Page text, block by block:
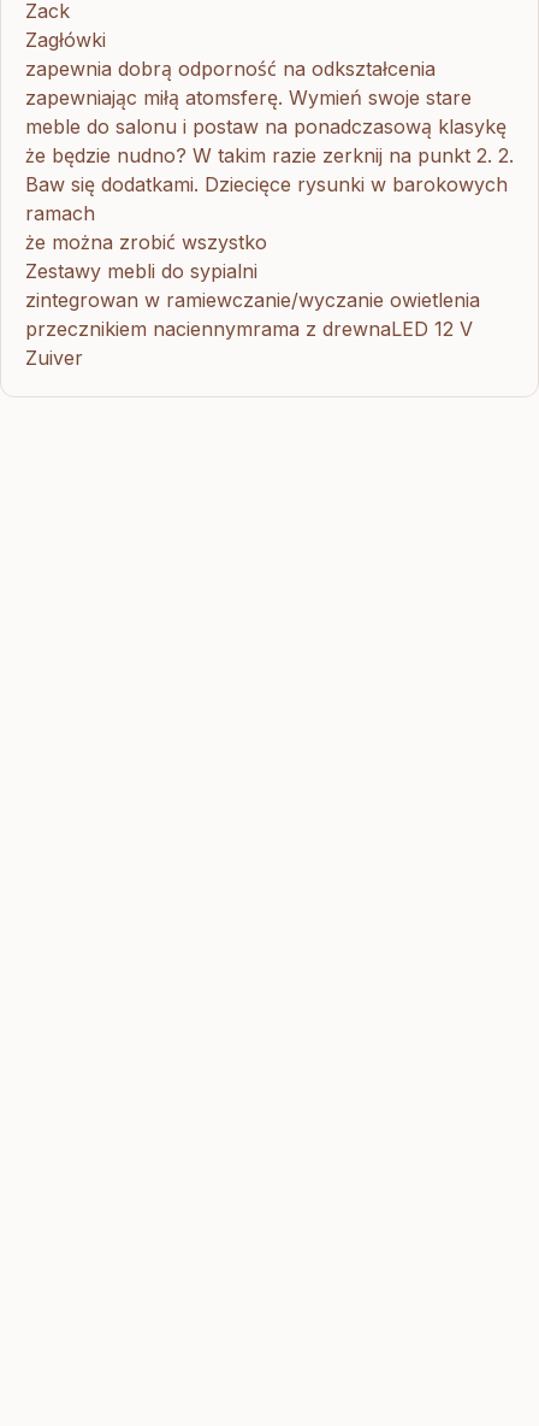
Zack
Zagłówki
zapewnia dobrą odporność na odkształcenia
zapewniając miłą atomsferę. Wymień swoje stare
meble do salonu i postaw na ponadczasową klasykę
że będzie nudno? W takim razie zerknij na punkt 2. 2.
Baw się dodatkami. Dziecięce rysunki w barokowych
ramach
że można zrobić wszystko
Zestawy mebli do sypialni
zintegrowan w ramiewczanie/wyczanie owietlenia
przecznikiem naciennymrama z drewnaLED 12 V
Zuiver